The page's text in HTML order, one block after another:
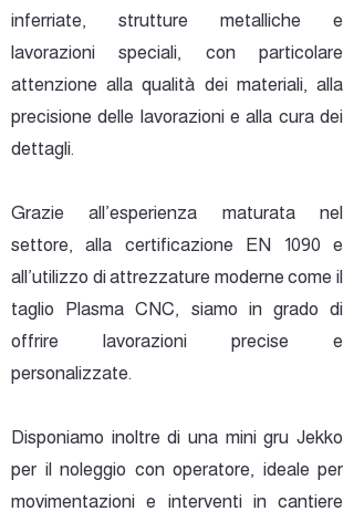
inferriate, strutture metalliche e
lavorazioni speciali, con particolare
attenzione alla qualità dei materiali, alla
precisione delle lavorazioni e alla cura dei
dettagli.
Grazie all’esperienza maturata nel
settore, alla certificazione EN 1090 e
all’utilizzo di attrezzature moderne come il
taglio Plasma CNC, siamo in grado di
offrire lavorazioni precise e
personalizzate.
Disponiamo inoltre di una mini gru Jekko
per il noleggio con operatore, ideale per
movimentazioni e interventi in cantiere